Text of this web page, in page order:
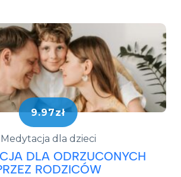
9.97zł
Medytacja dla dzieci
DLA ODRZUCONYCH
RODZICÓW